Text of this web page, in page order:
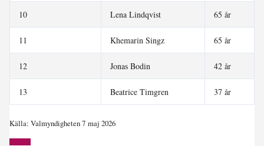
10 Lena Lindqvist 65 år
11 Khemarin Singz 65 år
12 Jonas Bodin 42 år
13 Beatrice Timgren 37 år
Källa: Valmyndigheten 7 maj 2026